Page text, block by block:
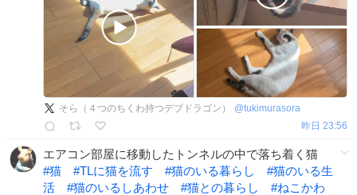
そら（４つのちくわ持つデブドラゴン） @tukimurasora
昨日 23:56
エアコン部屋に移動したトンネルの中で落ち着く猫
#猫 #TLに猫を流す #猫のいる暮らし #猫のいる生
活
#猫のいるしあわせ #猫との暮らし #ねこかわ